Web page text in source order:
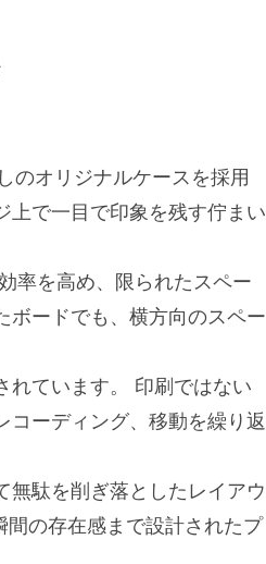
のオリジナルケースを採用
上で一目で印象を残す佇まい
率を高め、限られたスペー
ボードでも、横方向のスペー
れています。 印刷ではない
コーディング、移動を繰り返
無駄を削ぎ落としたレイアウ
間の存在感まで設計されたプ